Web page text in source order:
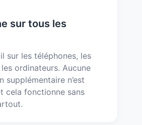
sur tous les
sur les téléphones, les
ordinateurs. Aucune
supplémentaire n’est
cela fonctionne sans